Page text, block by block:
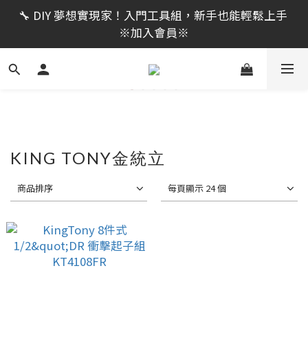
限時活動｜全館消費滿 NT$599 即享免運費，工具補貨
趁現在！立即逛活動商品
🔧 DIY 夢想實現家！入門工具組，新手也能輕鬆上手
※加入會員※
🔨 電動工具熱銷中！馬力強勁，助您輕鬆完成任務 ※
加入會員※
KING TONY金統立
商品排序 每頁顯示 24 個